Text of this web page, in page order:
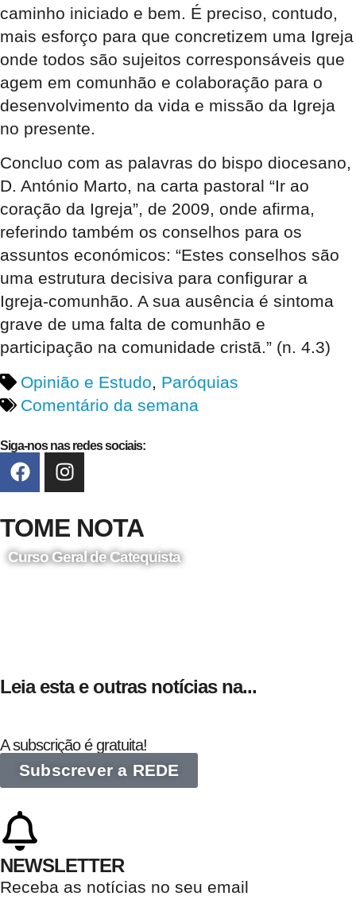
caminho iniciado e bem. É preciso, contudo,
mais esforço para que concretizem uma Igreja
onde todos são sujeitos corresponsáveis que
agem em comunhão e colaboração para o
desenvolvimento da vida e missão da Igreja
no presente.
Concluo com as palavras do bispo diocesano,
D. António Marto, na carta pastoral “Ir ao
coração da Igreja”, de 2009, onde afirma,
referindo também os conselhos para os
assuntos económicos: “Estes conselhos são
uma estrutura decisiva para configurar a
Igreja-comunhão. A sua ausência é sintoma
grave de uma falta de comunhão e
participação na comunidade cristã.” (n. 4.3)
Opinião e Estudo, Paróquias
Comentário da semana
Siga-nos nas redes sociais:
TOME NOTA
Curso Geral de Catequista
Leia esta e outras notícias na...
A subscrição é gratuita!
Subscrever a REDE
NEWSLETTER
Receba as notícias no seu email​